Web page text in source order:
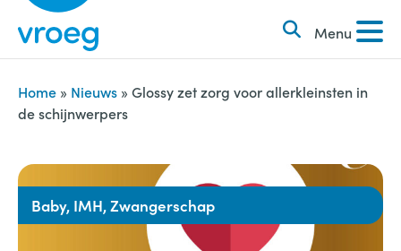
i
Menu
k
e
n
n
a
r
:
Home » Nieuws » Glossy zet zorg voor allerkleinsten in
de schijnwerpers
Baby, IMH, Zwangerschap